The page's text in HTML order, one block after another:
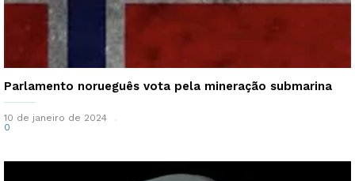
Parlamento norueguês vota pela mineração submarina
10 de janeiro de 2024
0